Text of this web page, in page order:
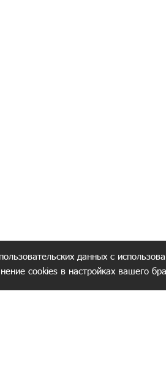
данных с
cookies в настройках вашего